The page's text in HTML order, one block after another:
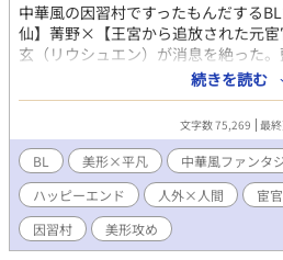
中華風の因習村ですったもんだする
仙】菁野×【王宮から追放された元
玄（リウシュエン）が消息を絶った
すため、柳玄の文に書かれた『蓮花
非協力的だ。 村を支配している蓮主
美女）の邸に泊まることになり、歓
ところが酒に薬を盛られ、熱にうな
羽目になる。ふらふらになった藍鹿を
（ジンイエ）という仙人めいた青年だ
の秘密を探りはじめた藍鹿と菁野は、
する──。 ※蛇が出ます！ ※痴女が主
ピエンですが差別や暴力描写がありま
続きを読む
文字数 75,269 最
BL 美形×平凡 中華風ファンタ
ハッピーエンド
人外×人間 宦
因習村
美形攻め